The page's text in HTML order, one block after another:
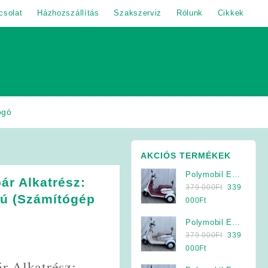
Házhozszállítás Szakszerviz Rólunk Cikkek
Alkatrész:
(Számítógép
AKCIÓS TERMÉKEK
Polymobil E-
MOB 40/A
Elektromos
Jármű (Krém-
Bordó)
379 000Ft Original
379
000Ft.
339
000FtCurrent
is:
339
000Ft.
Polymobil E-
MOB 40/A
Elektromos
379 000Ft Original
339
000FtCurrent